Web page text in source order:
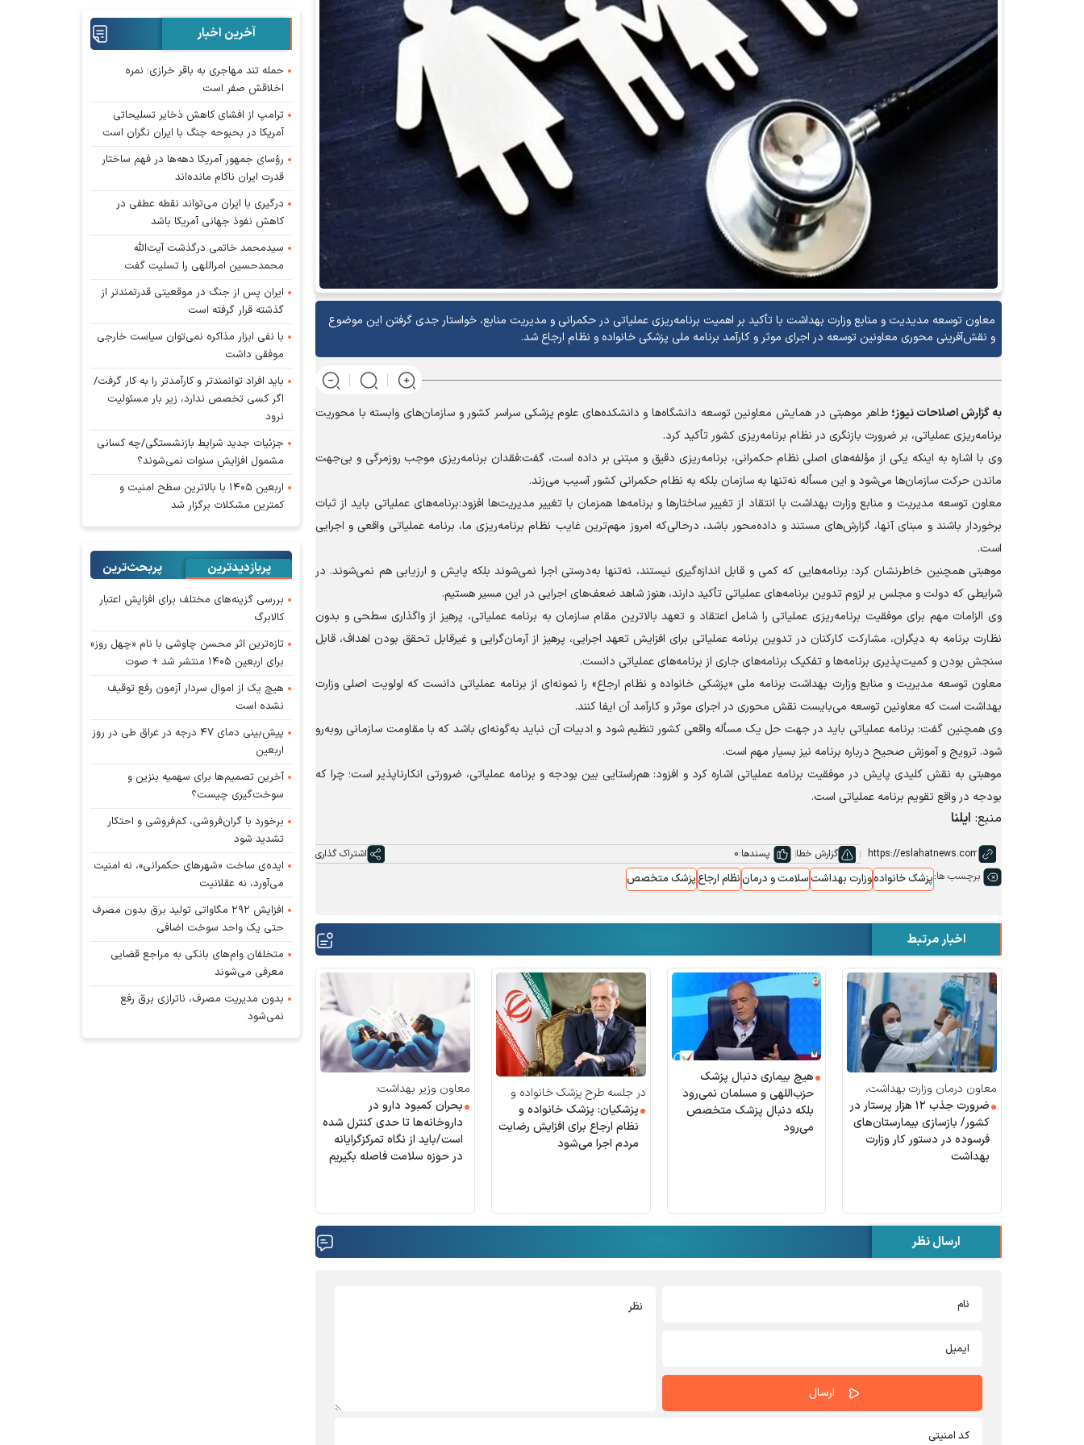
معاون توسعه مدیدیت و منابع وزارت بهداشت با تأکید بر اهمیت برنامه‌ریزی عملیاتی در حکمرانی و مدیریت منابع، خواستار جدی گرفتن این موضوع
و نقش‌آفرینی محوری معاونین توسعه در اجرای موثر و کارآمد برنامه ملی پزشکی خانواده و نظام ارجاع شد.
به گزارشاصلاحات نیوز؛ طاهر موهبتی در همایش معاونین توسعه دانشگاه‌ها و دانشکده‌های علوم پزشکی سراسر کشور و سازمان‌های وابسته با محوریت
برنامه‌ریزی عملیاتی، بر ضرورت بازنگری در نظام برنامه‌ریزی کشور تأکید کرد.
وی با اشاره به اینکه یکی از مؤلفه‌های اصلی نظام حکمرانی، برنامه‌ریزی دقیق و مبتنی بر داده است، گفت:فقدان برنامه‌ریزی موجب روزمرگی و بی‌جهت
ماندن حرکت سازمان‌ها می‌شود و این مسأله نه‌تنها به سازمان بلکه به نظام حکمرانی کشور آسیب می‌زند.
معاون توسعه مدیریت و منابع وزارت بهداشت با انتقاد از تغییر ساختار‌ها و برنامه‌ها همزمان با تغییر مدیریت‌ها افزود:برنامه‌های عملیاتی باید از ثبات
برخوردار باشند و مبنای آنها، گزارش‌های مستند و داده‌محور باشد، درحالی‌که امروز مهم‌ترین غایب نظام برنامه‌ریزی ما، برنامه عملیاتی واقعی و اجرایی
است.
موهبتی همچنین خاطرنشان کرد: برنامه‌هایی که کمی و قابل اندازه‌گیری نیستند، نه‌تنها به‌درستی اجرا نمی‌شوند بلکه پایش و ارزیابی هم نمی‌شوند. در
شرایطی که دولت و مجلس بر لزوم تدوین برنامه‌های عملیاتی تأکید دارند، هنوز شاهد ضعف‌های اجرایی در این مسیر هستیم.
وی الزامات مهم برای موفقیت برنامه‌ریزی عملیاتی را شامل اعتقاد و تعهد بالاترین مقام سازمان به برنامه عملیاتی، پرهیز از واگذاری سطحی و بدون
نظارت برنامه به دیگران، مشارکت کارکنان در تدوین برنامه عملیاتی برای افزایش تعهد اجرایی، پرهیز از آرمان‌گرایی و غیرقابل تحقق بودن اهداف، قابل
سنجش بودن و کمیت‌پذیری برنامه‌ها و تفکیک برنامه‌های جاری از برنامه‌های عملیاتی دانست.
معاون توسعه مدیریت و منابع وزارت بهداشت برنامه ملی «پزشکی خانواده و نظام ارجاع» را نمونه‌ای از برنامه عملیاتی دانست که اولویت اصلی وزارت
بهداشت است که معاونین توسعه می‌بایست نقش محوری در اجرای موثر و کارآمد آن ایفا کنند.
وی همچنین گفت: برنامه عملیاتی باید در جهت حل یک مسأله واقعی کشور تنظیم شود و ادبیات آن نباید به‌گونه‌ای باشد که با مقاومت سازمانی روبه‌رو
شود. ترویج و آموزش صحیح درباره برنامه نیز بسیار مهم است.
موهبتی به نقش کلیدی پایش در موفقیت برنامه عملیاتی اشاره کرد و افزود: هم‌راستایی بین بودجه و برنامه عملیاتی، ضرورتی انکارناپذیر است؛ چرا که
بودجه در واقع تقویم برنامه عملیاتی است.
منبع: ایلنا
گزارش خطا پسندها:0 اشتراک گذاری
برچسب ها:پزشک خانوادهوزارت بهداشتسلامت و درماننظام ارجاعپزشک متخصص
اخبار مرتبط
معاون درمان وزارت بهداشت،
درمان و آموزش پزشکی تاکید کرد:
ضرورت جذب ۱۲ هزار پرستار در
کشور/ بازسازی بیمارستان‌های
فرسوده در دستور کار وزارت
بهداشت
هیچ بیماری دنبال پزشک
حزب‌اللهی و مسلمان نمی‌رود
بلکه دنبال پزشک متخصص
می‌رود
در جلسه طرح پزشک خانواده و
نظام ارجاع؛
پزشکیان: پزشک خانواده و
نظام ارجاع برای افزایش رضایت
مردم اجرا می‌شود
معاون وزیر بهداشت:
بحران کمبود دارو در
داروخانه‌ها تا حدی کنترل شده
است/باید از نگاه تمرکزگرایانه
در حوزه سلامت فاصله بگیریم
ارسال نظر
آخرین اخبار
حمله تند مهاجری به باقر خرازی: نمره
اخلاقش صفر است
ترامپ از افشای کاهش ذخایر تسلیحاتی
آمریکا در بحبوحه جنگ با ایران نگران است
رؤسای جمهور آمریکا دهه‌ها در فهم ساختار
قدرت ایران ناکام مانده‌اند
درگیری با ایران می‌تواند نقطه عطفی در
کاهش نفوذ جهانی آمریکا باشد
سیدمحمد خاتمی درگذشت آیت‌الله
محمدحسین امراللهی را تسلیت گفت
ایران پس از جنگ در موقعیتی قدرتمندتر از
گذشته قرار گرفته است
با نفی ابزار مذاکره نمی‌توان سیاست خارجی
موفقی داشت
باید افراد توانمندتر و کارآمدتر را به کار گرفت/
اگر کسی تخصص ندارد، زیر بار مسئولیت
نرود
جزئیات جدید شرایط بازنشستگی/چه کسانی
مشمول افزایش سنوات نمی‌شوند؟
اربعین ۱۴۰۵ با بالاترین سطح امنیت و
کمترین مشکلات برگزار شد
پربازدیدترین پربحث‌ترین‌
بررسی گزینه‌های مختلف برای افزایش اعتبار
کالابرگ
تازه‌ترین اثر محسن چاوشی با نام «چهل روز»
برای اربعین ۱۴۰۵ منتشر شد + صوت
هیچ یک از اموال سردار آزمون رفع توقیف
نشده است
پیش‌بینی دمای ۴۷ درجه در عراق طی در روز
اربعین
آخرین تصمیم‌ها برای سهمیه بنزین و
سوخت‌گیری چیست؟
برخورد با گران‌فروشی، کم‌فروشی و احتکار
تشدید شود
ایده‌ی ساخت «شهرهای حکمرانی»، نه امنیت
می‌آورد، نه عقلانیت
افزایش ۲۹۲ مگاواتی تولید برق بدون مصرف
حتی یک واحد سوخت اضافی
متخلفان وام‌های بانکی به مراجع قضایی
معرفی می‌شوند
بدون مدیریت مصرف، ناترازی برق رفع
نمی‌شود